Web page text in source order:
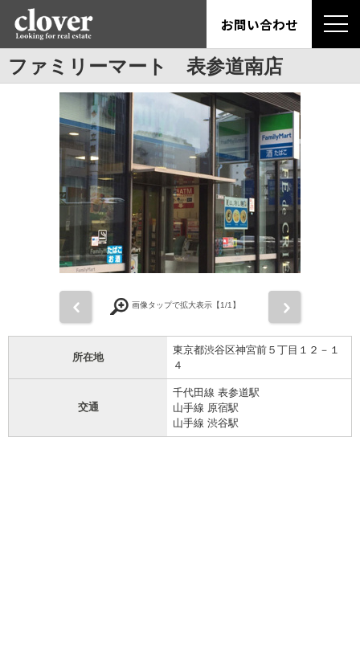
お問い合わせ
ファミリーマート 表参道南店
画像タップで拡大表示【1/1】
所在地
東京都渋谷区神宮前５丁目１２－１
４
交通
千代田線 表参道駅
山手線 原宿駅
山手線 渋谷駅